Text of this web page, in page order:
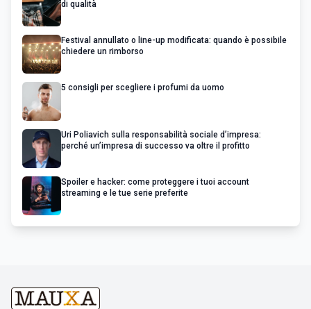
di qualità
Festival annullato o line-up modificata: quando è possibile
chiedere un rimborso
5 consigli per scegliere i profumi da uomo
Uri Poliavich sulla responsabilità sociale d’impresa:
perché un’impresa di successo va oltre il profitto
Spoiler e hacker: come proteggere i tuoi account
streaming e le tue serie preferite